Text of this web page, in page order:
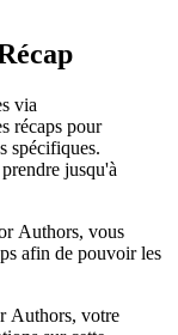
via
récaps pour
spécifiques.
jusqu'à
Authors, vous
afin de pouvoir les
Authors, votre